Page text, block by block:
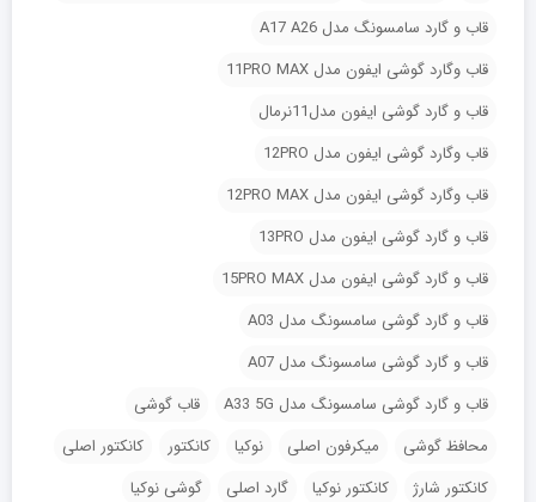
قاب و گارد سامسونگ مدل A17 A26
قاب وگارد گوشی ایفون مدل 11PRO MAX
قاب و گارد گوشی ایفون مدل11نرمال
قاب وگارد گوشی ایفون مدل 12PRO
قاب وگارد گوشی ایفون مدل 12PRO MAX
قاب و گارد گوشی ایفون مدل 13PRO
قاب و گارد گوشی ایفون مدل 15PRO MAX
قاب و گارد گوشی سامسونگ مدل A03
قاب و گارد گوشی سامسونگ مدل A07
قاب و گارد گوشی سامسونگ مدل A33 5G
قاب گوشی
محافظ گوشی
میکرفون اصلی نوکیا کانکتور
کانکتور اصلی
کانکتور شارژ
کانکتور نوکیا گارد اصلی گوشی نوکیا